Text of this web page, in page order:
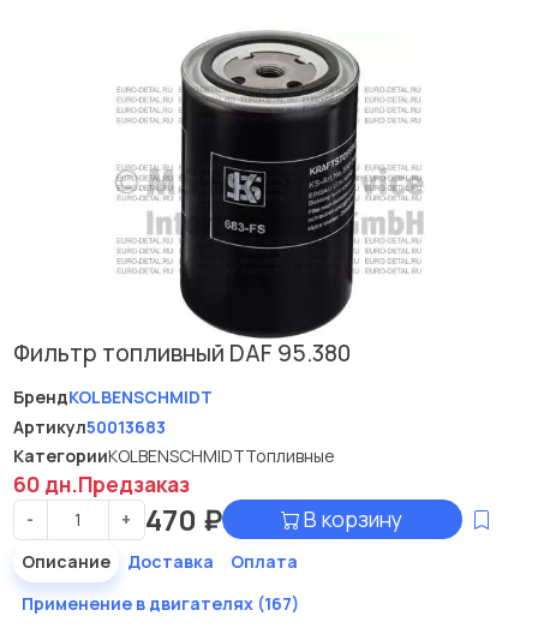
Фильтр топливный DAF 95.380
БрендKOLBENSCHMIDT
Артикул50013683
КатегорииKOLBENSCHMIDTТопливные
60 дн.Предзаказ
- + 470 ₽ В корзину
Описание Доставка
Оплата
Применение в двигателях (167)